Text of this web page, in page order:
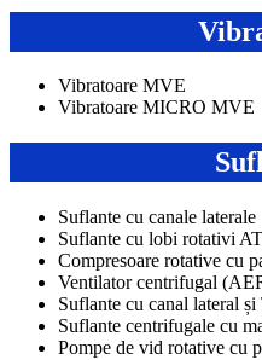
Vibratoare MVE
Vibratoare MICRO MVE
Suflante cu canale laterale
Suflante cu lobi rotativi
Compresoare rotative cu
Ventilator centrifugal
Suflante cu canal lateral
Suflante centrifugale cu
Pompe de vid rotative cu